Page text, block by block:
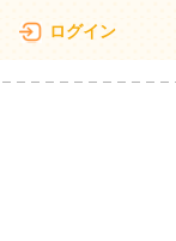
ログイン